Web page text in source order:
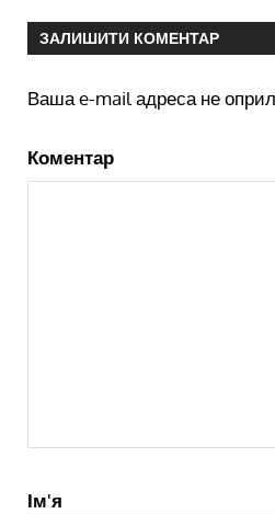
ЗАЛИШИТИ КОМЕНТАР
Ваша e-mail адреса не
Коментар
Ім'я